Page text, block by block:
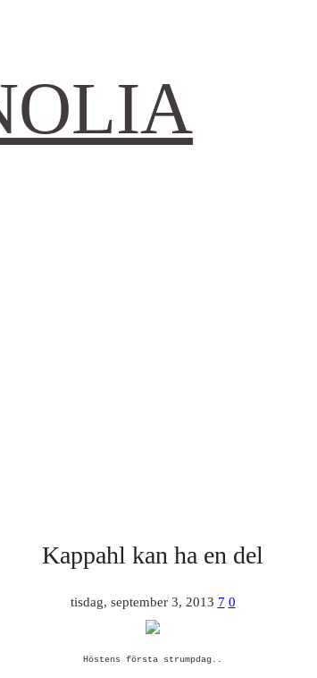
Kappahl kan ha en del
tisdag, september 3, 2013 7 0
Höstens första strumpdag..